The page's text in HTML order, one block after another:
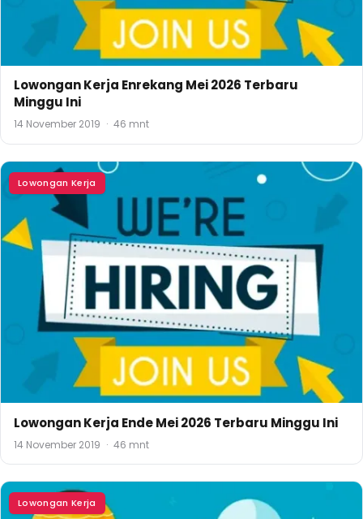
Lowongan Kerja Enrekang Mei 2026 Terbaru
Minggu Ini
14 November 2019 · 46 mnt
Lowongan Kerja
Lowongan Kerja Ende Mei 2026 Terbaru Minggu Ini
14 November 2019 · 46 mnt
Lowongan Kerja